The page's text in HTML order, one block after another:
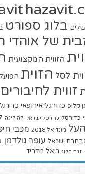
בלוג ספורט
של אוהדי
הזווית המקצועית
לסל הזוית
זווית לחיבורים
קלופ כדורגל אירופאי
כדורסל כדורסל ישראלי לה ליגה
מונדיאל 2018 מכבי
נבחרת ישראל עופר גולדמן
זגה בלוג ריאל מדריד